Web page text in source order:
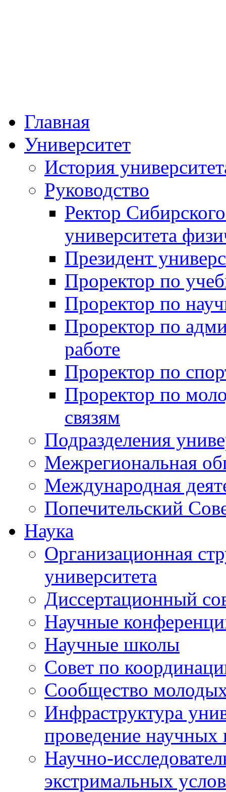
Главная
Университет
История
Руководство
Ректор
университета
Президент
Проректор по
Проректор по
Проректор по
работе
Проректор по
Проректор по
связям
Подразделения
Межрегиональная
Международная
Попечительский
Наука
Организационная
университета
Диссертационный
Научные
Научные школы
Совет по
Сообщество
Инфраструктура
проведение научных
Научно-
экстримальных